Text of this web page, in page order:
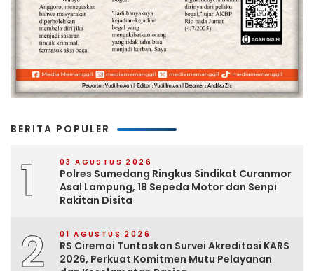
BERITA POPULER
1 03 AGUSTUS 2026
Polres Sumedang Ringkus Sindikat Curanmor
Asal Lampung, 18 Sepeda Motor dan Senpi
Rakitan Disita
2 01 AGUSTUS 2026
RS Ciremai Tuntaskan Survei Akreditasi KARS
2026, Perkuat Komitmen Mutu Pelayanan